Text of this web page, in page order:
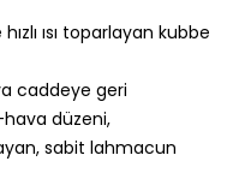
ısı toparlayan kubbe
caddeye geri
düzeni,
sabit lahmacun